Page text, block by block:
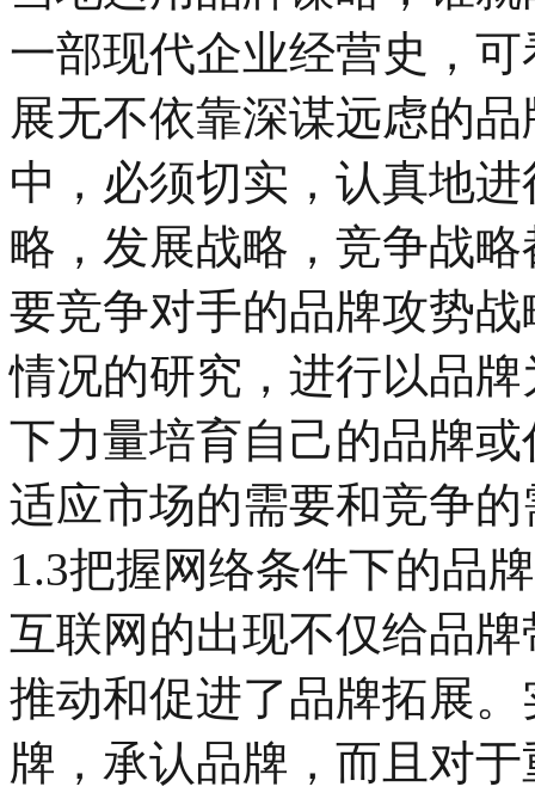
一部现代企业经营史，
展无不依靠深谋远虑的
中，必须切实，认真地
略，发展战略，竞争战
要竞争对手的品牌攻势
情况的研究，进行以品
下力量培育自己的品牌
适应市场的需要和竞争的
1.3把握网络条件下的品
互联网的出现不仅给品
推动和促进了品牌拓展
牌，承认品牌，而且对